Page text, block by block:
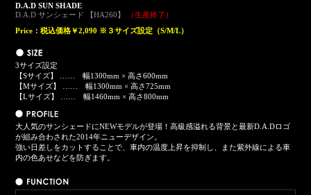
D.A.D SUN SHADE
D.A.D サンシェード 【HA260】
（生産終了）
Price：税込価格￥2,090 ※３サイズ設定（S/M/L）
3サイズ設定
【Sサイズ】 …… 幅1300mm × 高さ600mm
【Mサイズ】 …… 幅1300mm × 高さ725mm
【Lサイズ】 …… 幅1460mm × 高さ800mm
大人気のサンシェードにNEWモデルが登場！高級感溢れる背景と最新D.A.Dロゴ
が組み合わされた2014年ニューデザイン。
強い日差しをカットすることで、車内の温度上昇を抑制し、また紫外線による車
内の色あせなどを防ぎます。